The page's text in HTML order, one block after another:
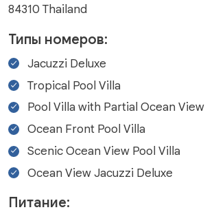
84310 Thailand
Типы номеров:
Jacuzzi Deluxe
Tropical Pool Villa
Pool Villa with Partial Ocean View
Ocean Front Pool Villa
Scenic Ocean View Pool Villa
Ocean View Jacuzzi Deluxe
Питание: